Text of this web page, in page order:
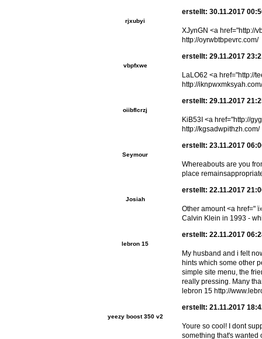
rjxubyi
erstellt: 30.11.2017
XJynGN <a href="http://
http://oyrwbtbpevrc.com/
vbpfxwe
erstellt: 29.11.2017
LaLO62 <a href="http://
http://iknpwxmksyah.com/
oiibflcrzj
erstellt: 29.11.2017
KiB53I <a href="http://
http://kgsadwpithzh.com/
Seymour
erstellt: 23.11.2017
Whereabouts are you
place
Josiah
erstellt: 22.11.2017
Other amount <a href="
Calvin Klein in 1993 -
lebron 15
erstellt: 22.11.2017
My husband and i felt
hints which some other
simple site menu, the
really pressing. Many
lebron 15 http://
yeezy boost 350 v2
erstellt: 21.11.2017
Youre so cool! I dont
something that's wanted